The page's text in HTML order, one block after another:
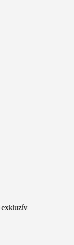
exkluzív